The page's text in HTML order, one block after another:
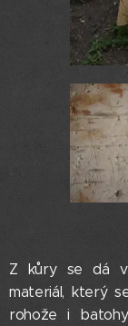
Z kůry se dá
materiál, který
rohože i